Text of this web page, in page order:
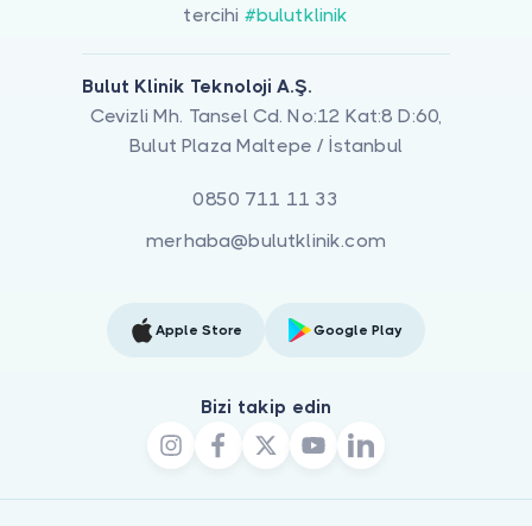
tercihi #bulutklinik
Bulut Klinik Teknoloji A.Ş.
Cevizli Mh. Tansel Cd. No:12 Kat:8 D:60,
Bulut Plaza Maltepe / İstanbul
0850 711 11 33
merhaba@bulutklinik.com
Apple Store Google Play
Bizi takip edin